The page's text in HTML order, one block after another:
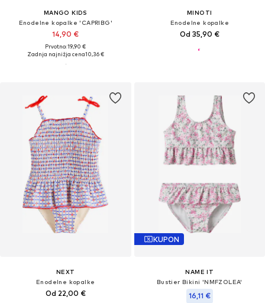
MANGO KIDS
Enodelne kopalke 'CAPRIBG'
14,90 €
Prvotno: 19,90 €
Zadnja najnižja cena10,36 €
MINOTI
Enodelne kopalke
Od 35,90 €
NEXT
Enodelne kopalke
Od 22,00 €
KUPON
NAME IT
Bustier Bikini 'NMFZOLEA'
16,11 €